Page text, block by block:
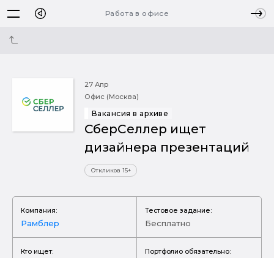
Работа в офисе
27 Апр
Офис (Москва)
Вакансия в архиве
СберСеллер ищет
дизайнера презентаций
Откликов 15+
Компания:
Рамблер
Тестовое задание:
Бесплатно
Кто ищет: Портфолио обязательно: